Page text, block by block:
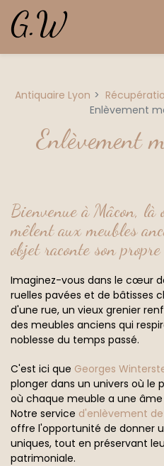
Antiquaire Lyon
Enlèvement
Enlèvement
Bienvenue à Mâcon, là
mêlent aux meubles
objet raconte son
Imaginez-vous dans le cœur
ruelles pavées et de bâtisses
d'une rue, un vieux grenier
des meubles anciens qui
noblesse du temps passé.
C'est ici que Georges
plonger dans un univers où le
où chaque meuble a une
Notre service d'enlèvement
offre l'opportunité de donner
uniques, tout en préservant
patrimoniale.
Panneau de gestion des cookies